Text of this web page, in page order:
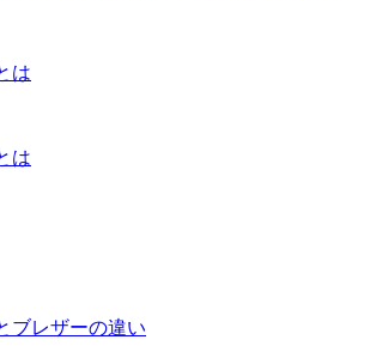
は
は
ブレザーの違い